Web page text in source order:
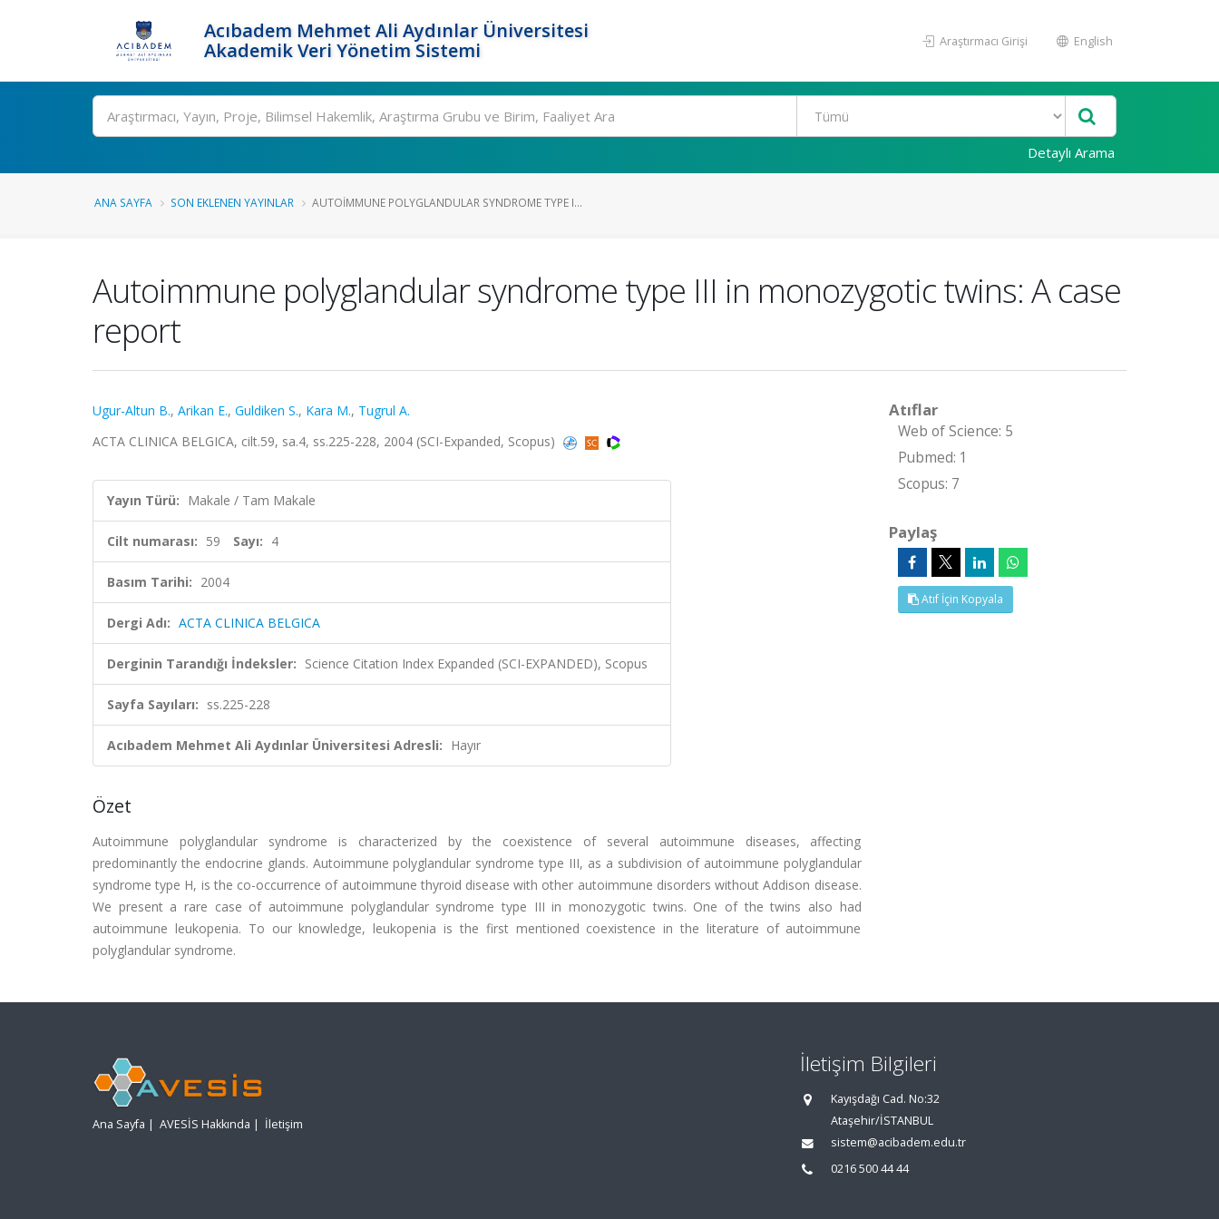
Acıbadem Mehmet Ali Aydınlar Üniversitesi
Akademik Veri Yönetim Sistemi
Araştırmacı Girişi English
Ara
Detaylı Arama
ANA SAYFA SON EKLENEN YAYINLAR AUTOIMMUNE POLYGLANDULAR SYNDROME TYPE I...
Autoimmune polyglandular syndrome type III in monozygotic twins: A case
report
Ugur-Altun B., Arikan E., Guldiken S., Kara M., Tugrul A.
ACTA CLINICA BELGICA, cilt.59, sa.4, ss.225-228, 2004 (SCI-Expanded, Scopus)
Yayın Türü: Makale / Tam Makale
Cilt numarası: 59 Sayı: 4
Basım Tarihi: 2004
Dergi Adı: ACTA CLINICA BELGICA
Derginin Tarandığı İndeksler: Science Citation Index Expanded (SCI-EXPANDED), Scopus
Sayfa Sayıları: ss.225-228
Acıbadem Mehmet Ali Aydınlar Üniversitesi Adresli: Hayır
Özet
Autoimmune polyglandular syndrome is characterized by the coexistence of several autoimmune diseases, affecting
predominantly the endocrine glands. Autoimmune polyglandular syndrome type III, as a subdivision of autoimmune polyglandular
syndrome type H, is the co-occurrence of autoimmune thyroid disease with other autoimmune disorders without Addison disease.
We present a rare case of autoimmune polyglandular syndrome type III in monozygotic twins. One of the twins also had
autoimmune leukopenia. To our knowledge, leukopenia is the first mentioned coexistence in the literature of autoimmune
polyglandular syndrome.
Atıflar
Web of Science: 5
Pubmed: 1
Scopus: 7
Paylaş
Atıf İçin Kopyala
Ana Sayfa | AVESİS Hakkında | İletişim
İletişim Bilgileri
Kayışdağı Cad. No:32
Ataşehir/İSTANBUL
sistem@acibadem.edu.tr
0216 500 44 44